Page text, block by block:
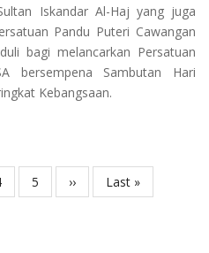
Iskandar Al-Haj yang juga
Pandu Puteri Cawangan
bagi melancarkan Persatuan
bersempena Sambutan Hari
Kebangsaan.
Page
5
Next
page
››
Last
page
Last »